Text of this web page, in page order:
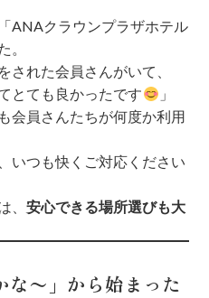
ANAクラウンプラザホテル
。
された会員さんがいて、
とても良かったです
」
会員さんたちが何度か利用
いつも快くご対応ください
、安心できる場所選びも大
な〜」から始まった